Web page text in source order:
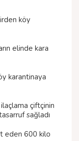
köy
elinde kara
karantinaya
çiftçinin
sağladı
eden 600 kilo